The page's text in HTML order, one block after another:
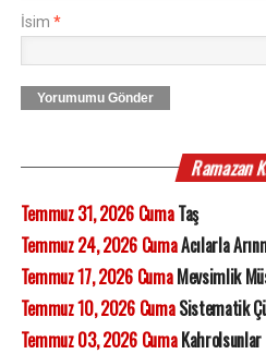
İsim *
Yorumumu Gönder
Ramazan
Temmuz 31, 2026 CumaTaş
Temmuz 24, 2026 CumaAcılarla
Temmuz 17, 2026 CumaMevsimlik
Temmuz 10, 2026 CumaSistematik
Temmuz 03, 2026 CumaKahrolsunlar